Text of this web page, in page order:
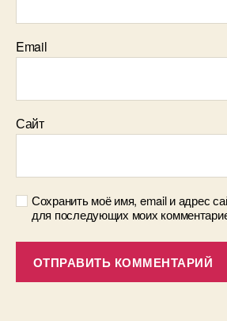
Email
Сайт
Сохранить моё имя, email и адрес
для последующих моих